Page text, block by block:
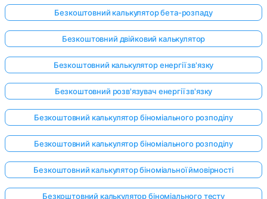
Безкоштовний калькулятор бета-розпаду
Безкоштовний двійковий калькулятор
Безкоштовний калькулятор енергії зв'язку
Безкоштовний розв'язувач енергії зв'язку
Безкоштовний калькулятор біноміального розподілу
Безкоштовний калькулятор біноміального розподілу
Безкоштовний калькулятор біноміальної ймовірності
Безкоштовний калькулятор біноміального тесту